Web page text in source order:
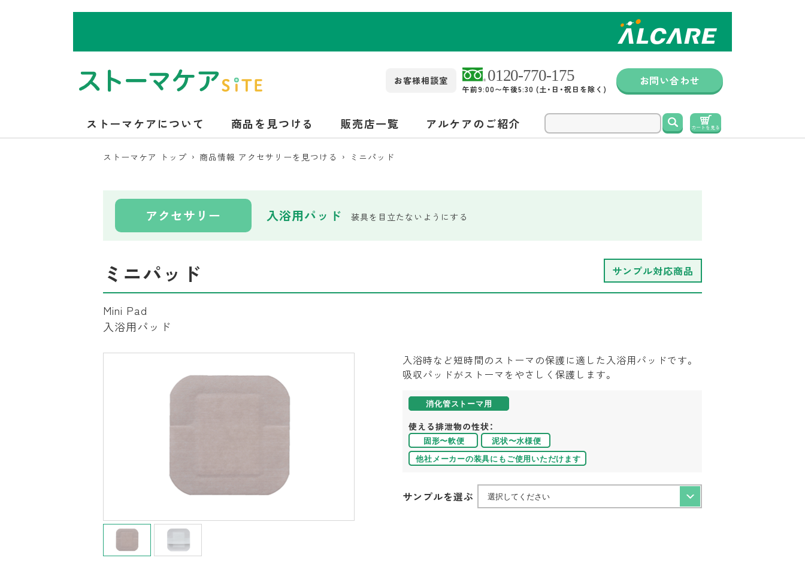
お客様相談室
午前9:00〜午後5:30 (土・日・祝日を除く)
お問い合わせ
ストーマケアについて 商品を見つける 販売店一覧 アルケアのご紹介 検索
カートを見る
ストーマケア トップ 商品情報 アクセサリーを見つける ミニパッド
アクセサリー 入浴用パッド 装具を目立たないようにする
ミニパッド サンプル対応商品
Mini Pad
入浴用パッド
入浴時など短時間のストーマの保護に適した入浴用パッドです。
吸収パッドがストーマをやさしく保護します。
使える排泄物の性状：
サンプルを選ぶ